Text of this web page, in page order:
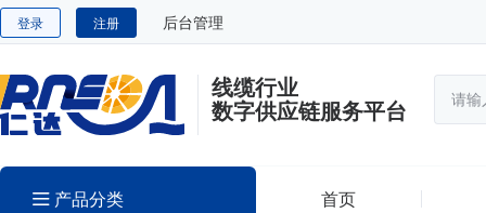
登录 注册 后台管理
线缆行业
数字供应链服务平台
产品分类 首页